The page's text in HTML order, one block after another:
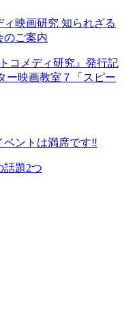
映画研究 知られざる
のご案内
コメディ研究』発行記
ー映画教室７「スピー
ベントは満席です‼
話題2つ